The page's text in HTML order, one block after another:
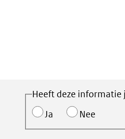
Heeft deze informatie
Ja
Nee